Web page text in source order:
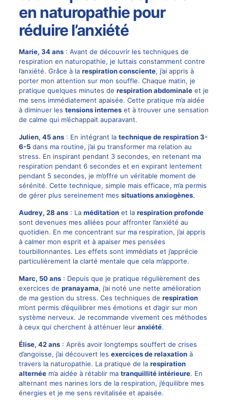
en naturopathie pour
réduire l’anxiété
Marie, 34 ans: Avant de découvrir les techniques de
respiration en naturopathie, je luttais constamment contre
l’anxiété. Grâce à la respiration consciente, j’ai appris à
porter mon attention sur mon souffle. Chaque matin, je
pratique quelques minutes de respiration abdominaleet je
me sens immédiatement apaisée. Cette pratique m’a aidée
à diminuer les tensions interneset à trouver une sensation
de calme qui m’échappait auparavant.
Julien, 45 ans: En intégrant la technique de respiration 3-
6-5dans ma routine, j’ai pu transformer ma relation au
stress. En inspirant pendant 3 secondes, en retenant ma
respiration pendant 6 secondes et en expirant lentement
pendant 5 secondes, je m’offre un véritable moment de
sérénité. Cette technique, simple mais efficace, m’a permis
de gérer plus sereinement mes situations anxiogènes.
Audrey, 28 ans: La méditationet la respiration profonde
sont devenues mes alliées pour affronter l’anxiété au
quotidien. En me concentrant sur ma respiration, j’ai appris
à calmer mon esprit et à apaiser mes pensées
tourbillonnantes. Les effets sont immédiats et j’apprécie
particulièrement la clarté mentale que cela m’apporte.
Marc, 50 ans: Depuis que je pratique régulièrement des
exercices de pranayama, j’ai noté une nette amélioration
de ma gestion du stress. Ces techniques de respiration
m’ont permis d’équilibrer mes émotions et d’agir sur mon
système nerveux. Je recommande vivement ces méthodes
à ceux qui cherchent à atténuer leur anxiété.
Élise, 42 ans: Après avoir longtemps souffert de crises
d’angoisse, j’ai découvert les exercices de relaxationà
travers la naturopathie. La pratique de la respiration
alternéem’a aidée à rétablir ma tranquillité intérieure. En
alternant mes narines lors de la respiration, j’équilibre mes
énergies et je me sens revitalisée et apaisée.